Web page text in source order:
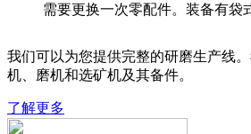
需要更换一次零配件。装备有袋
我们可以为您提供完整的研磨生产线
机、磨机和选矿机及其备件。
了解更多